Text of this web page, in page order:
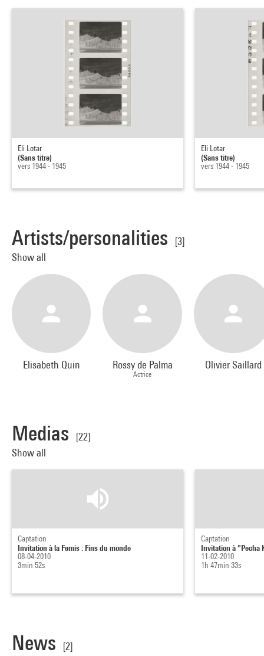
Eli Lotar
(Sans titre)
vers 1944 - 1945
Eli Lotar
(Sans titre)
vers 1944 - 1945
Artists/personalities
[3]
Show all
Elisabeth Quin Rossy de Palma
Actrice
Olivier Saillard
Medias
[22]
Show all
Captation
Invitation à la Femis : Fins du monde
08-04-2010
3min 52s
Captation
Invitation à "Pecha
11-02-2010
1h 47min 33s
News
[2]